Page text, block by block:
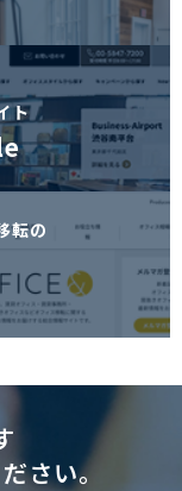
ト
転の
さい。